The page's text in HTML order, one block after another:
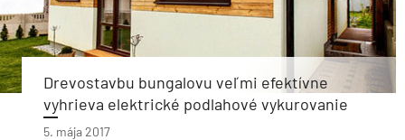
Drevostavbu bungalovu veľmi efektívne
vyhrieva elektrické podlahové vykurovanie
5. mája 2017